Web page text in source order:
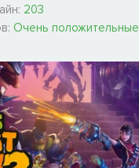
203
Очень положительные